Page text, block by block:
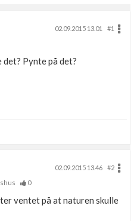
02.09.2015 13.01
#1
det? Pynte på det?
02.09.2015 13.46
#2
0
ventet på at naturen skulle